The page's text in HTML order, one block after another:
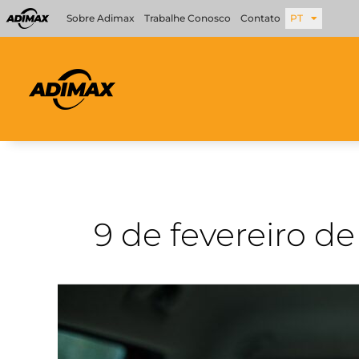
para
Sobre Adimax Trabalhe Conosco Contato PT
9 de fevereiro
com